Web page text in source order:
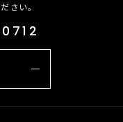
さい。